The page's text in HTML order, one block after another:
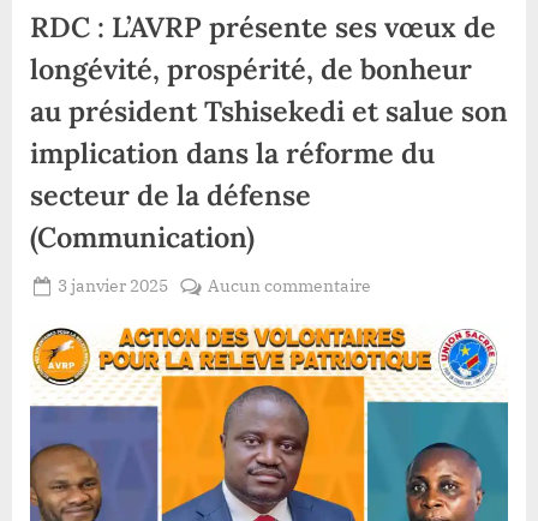
RDC : L’AVRP présente ses vœux de
longévité, prospérité, de bonheur
au président Tshisekedi et salue son
implication dans la réforme du
secteur de la défense
(Communication)
Posted
3 janvier 2025
Lacloche
Aucun commentaire
:
L’AVRP
présente
longévité,